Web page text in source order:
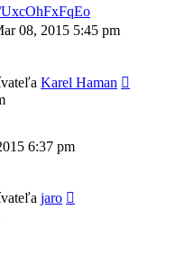
08, 2015 5:45 pm
Karel Haman
6:37 pm
jaro